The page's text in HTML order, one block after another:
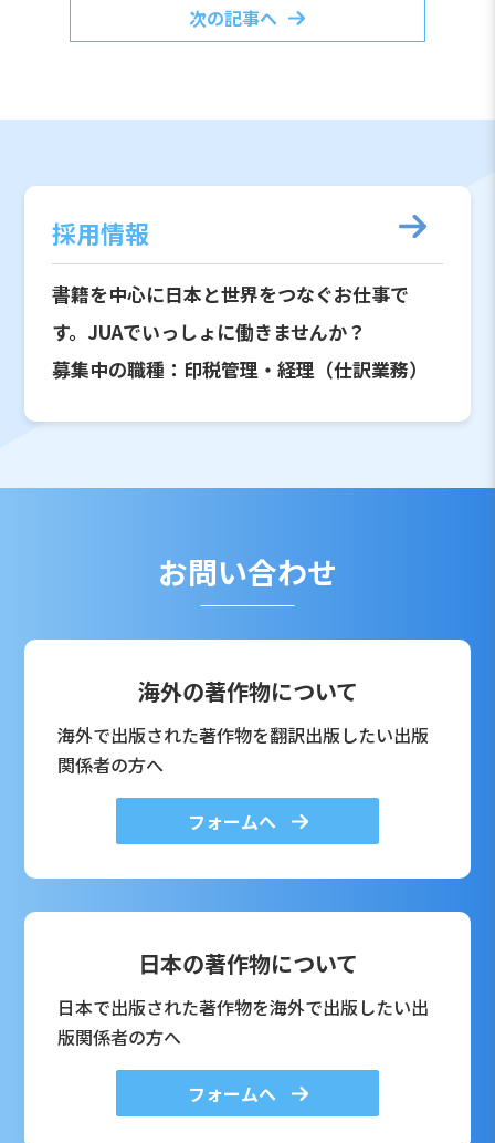
次の記事へ
採用情報
書籍を中心に日本と世界をつなぐお仕事で
す。JUAでいっしょに働きませんか？
募集中の職種：印税管理・経理（仕訳業務）
お問い合わせ
海外の著作物について
海外で出版された著作物を翻訳出版したい出版
関係者の方へ
フォームへ
日本の著作物について
日本で出版された著作物を海外で出版したい出
版関係者の方へ
フォームへ